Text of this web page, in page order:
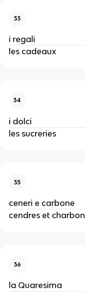
33
i regali
les cadeaux
34
i dolci
les sucreries
35
ceneri e carbone
cendres et charbon
36
la Quaresima